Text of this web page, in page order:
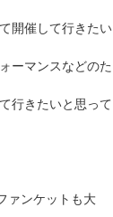
開催して行きたい
ーマンスなどのた
行きたいと思って
ァンケットも大